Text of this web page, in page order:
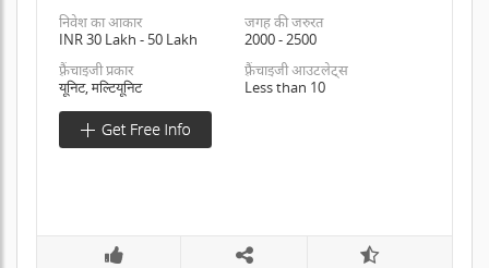
निवेश का आकार
INR 30 Lakh - 50 Lakh
जगह की जरुरत
2000 - 2500
फ़्रैंचाइजी प्रकार
यूनिट, मल्टियूनिट
फ़्रैंचाइजी आउटलेट्स
Less than 10